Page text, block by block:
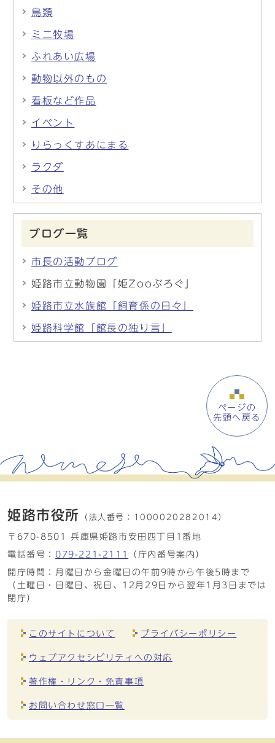
鳥類
ミニ牧場
ふれあい広場
動物以外のもの
看板など作品
イベント
りらっくすあにまる
ラクダ
その他
ブログ一覧
市長の活動ブログ
姫路市立動物園「姫Zooぶろぐ」
姫路市立水族館「飼育係の日々」
姫路科学館「館長の独り言」
ページの
先頭へ戻る
姫路市役所 （法人番号： 1000020282014）
〒670-8501 兵庫県姫路市安田四丁目1番地
電話番号： 079-221-2111
（庁内番号案内）
開庁時間：月曜日から金曜日の午前9時から午後5時まで
（土曜日・日曜日、祝日、12月29日から翌年1月3日までは
閉庁）
このサイトについて プライバシーポリシー
ウェブアクセシビリティへの対応
著作権・リンク・免責事項
お問い合わせ窓口一覧